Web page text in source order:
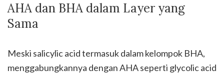
AHA dan BHA dalam Layer yang
Sama
Meski salicylic acid termasuk dalam kelompok BHA,
menggabungkannya dengan AHA seperti glycolic acid